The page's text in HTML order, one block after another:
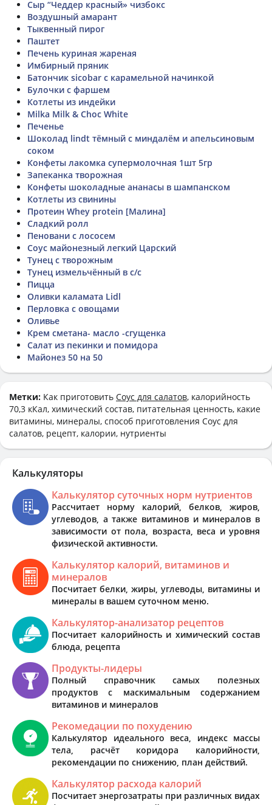
Сыр “Чеддер красный» чизбокс
Воздушный амарант
Тыквенный пирог
Паштет
Печень куриная жареная
Имбирный пряник
Батончик sicobar с карамельной начинкой
Булочки с фаршем
Котлеты из индейки
Milka Milk & Choc White
Печенье
Шоколад lindt тёмный с миндалём и апельсиновым
соком
Конфеты лакомка супермолочная 1шт 5гр
Запеканка творожная
Конфеты шоколадные ананасы в шампанском
Котлеты из свинины
Протеин Whey protein [Малина]
Сладкий ролл
Пеновани с лососем
Соус майонезный легкий Царский
Тунец с творожным
Тунец измельчённый в с/с
Пицца
Оливки каламата Lidl
Перловка с овощами
Оливье
Крем сметана- масло -сгущенка
Салат из пекинки и помидора
Майонез 50 на 50
Метки: Как приготовить Соус для салатов, калорийность
70,3 кКал, химический состав, питательная ценность, какие
витамины, минералы, способ приготовления Соус для
салатов, рецепт, калории, нутриенты
Калькуляторы
Калькулятор суточных норм нутриентов
Рассчитает норму калорий, белков, жиров,
углеводов, а также витаминов и минералов в
зависимости от пола, возраста, веса и уровня
физической активности.
Калькулятор калорий, витаминов и
минералов
Посчитает белки, жиры, углеводы, витамины и
минералы в вашем суточном меню.
Калькулятор-анализатор рецептов
Посчитает калорийность и химический состав
блюда, рецепта
Продукты-лидеры
Полный справочник самых полезных
продуктов с маскимальным содержанием
витаминов и минералов
Рекомедации по похудению
Калькулятор идеального веса, индекс массы
тела, расчёт коридора калорийности,
рекомендации по снижению, план действий.
Калькулятор расхода калорий
Посчитает энергозатраты при различных видах